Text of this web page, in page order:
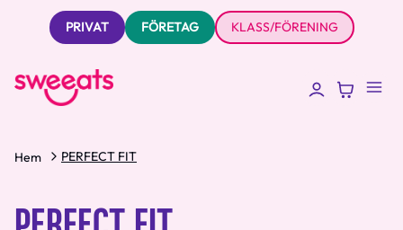
PRIVAT FÖRETAG KLASS/FÖRENING
Hem PERFECT FIT